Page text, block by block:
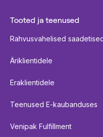
Tooted ja teenused
Rahvusvahelised
Äriklientidele
Eraklientidele
Teenused E-kaubanduses
Venipak Fulfillment